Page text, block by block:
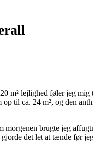
m² lejlighed føler jeg
op til ca. 24 m², og den
brugte jeg
det let at tænde før